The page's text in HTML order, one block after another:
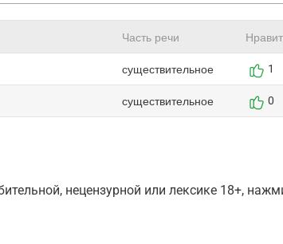
Часть речи
существительное 1
существительное 0
нецензурной или лексике 18+,